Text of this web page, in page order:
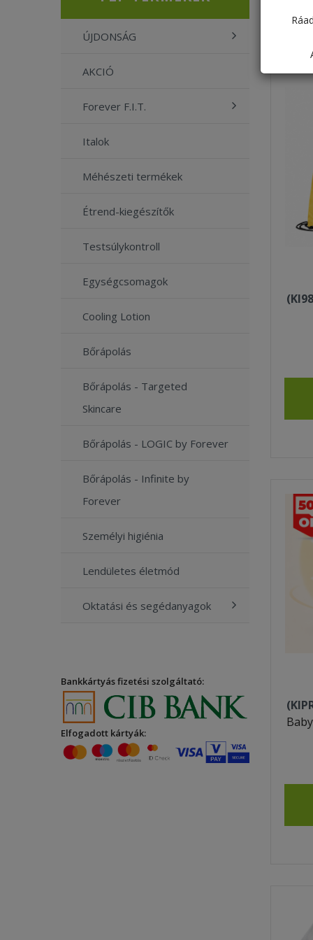
ÚJDONSÁG
AKCIÓ
Forever F.I.T.
Italok
Méhészeti termékek
Étrend-kiegészítők
Testsúlykontroll
Egységcsomagok
Cooling Lotion
Bőrápolás
Bőrápolás - Targeted
Skincare
Bőrápolás - LOGIC by Forever
Bőrápolás - Infinite by
Forever
Személyi higiénia
Lendületes életmód
Oktatási és segédanyagok
Bankkártyás fizetési szolgáltató:
Elfogadott kártyák: